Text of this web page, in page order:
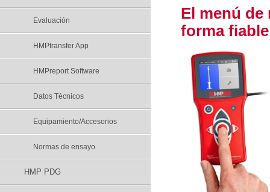
Evaluación
HMPtransfer App
HMPreport Software
Datos Técnicos
Equipamiento/Accesorios
Normas de ensayo
HMP PDG
El menú de
forma